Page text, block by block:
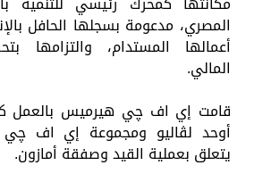
المصري، مدعومة بسجلها الحافل
أعمالها المستدام، والتزامها
المالي.
قامت إي اف چي هيرميس بالعمل
أوحد لڤاليو ومجموعة إي اف چي
يتعلق بعملية القيد وصفقة أمازون.